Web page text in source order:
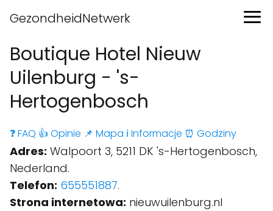
GezondheidNetwerk
Boutique Hotel Nieuw
Uilenburg - 's-
Hertogenbosch
❓ FAQ 👍 Opinie 📌 Mapa ℹ️ Informacje ⏰ Godziny
Adres: Walpoort 3, 5211 DK 's-Hertogenbosch,
Nederland.
Telefon: 655551887.
Strona internetowa: nieuwuilenburg.nl